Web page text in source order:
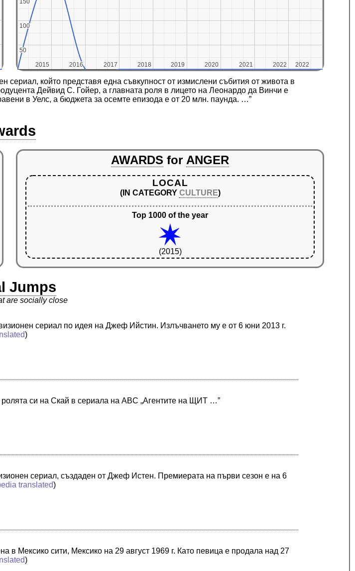
2015
2015 2016
2016 2017
2017 2018
2018 2019
2019 2020
2020 2021
2021 2022
2022 2022
2022
50
50
100
100
150
150
сериал, който представя една съвкупност от измислени събития от живота в
Дейвид С. Гойер, а главната роля в лицето на Леонардо да Винчи е
в Уелс, а бюджета за осемте епизода е от 20 млн. паунда. …”
AWARDS for ANGER
LOCAL
(IN CATEGORY CULTURE)
Top 1000 of the year
(2015)
Jumps
are socially close
сериал по идея на Джеф Ийстин. Излъчването му е от 6 юни 2013 г.
)
ролята си на Скай в сериала на ABC „Агентите на ЩИТ …”
сериал, създаден от Джеф Истен. Премиерата на първи сезон е на 6
translated)
в Мексико сити, Мексико на 29 август 1969 г. Като певица е продала над 27
)